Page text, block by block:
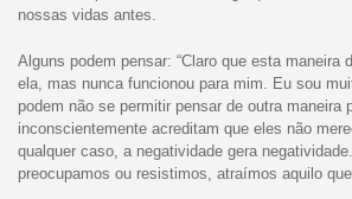
nossas vidas antes.
Alguns podem pensar: “Claro que esta maneira
ela, mas nunca funcionou para mim. Eu sou
podem não se permitir pensar de outra maneira
inconscientemente acreditam que eles não
qualquer caso, a negatividade gera
preocupamos ou resistimos, atraímos aquilo